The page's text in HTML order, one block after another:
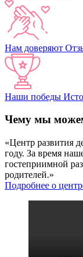
Нам доверяют
Наши победы
Чему мы
«Центр развития
году. За время
гостеприимной
родителей.»
Подробнее о